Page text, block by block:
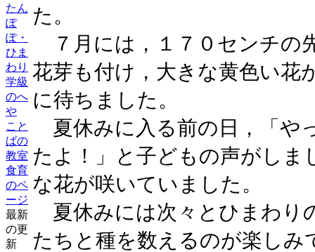
たん
ぽ
ぽ・
ひま
わり
学級
のへ
や
こと
ばの
教室
食育
のペ
ージ
最新
の更
新
た。
７月には，１７０センチの
花芽も付け，大きな黄色い花
に待ちました。
夏休みに入る前の日，「や
たよ！」と子どもの声がしま
な花が咲いていました。
夏休みには次々とひまわり
たちと種を数えるのが楽しみ